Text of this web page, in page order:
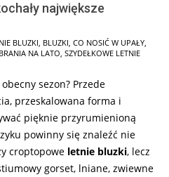
największe
BLUZKI BLUZKI CO NOSIĆ W UPAŁY
NA LATO SZYDEŁKOWE LETNIE
sezon? Przede
przeskalowana forma i
pięknie przyrumienioną
powinny się znaleźć nie
croptopowe letnie bluzki, lecz
gorset, lniane, zwiewne